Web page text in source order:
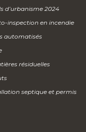
d’urbanisme 2024
inspection en incendie
automatisés
résiduelles
septique et permis